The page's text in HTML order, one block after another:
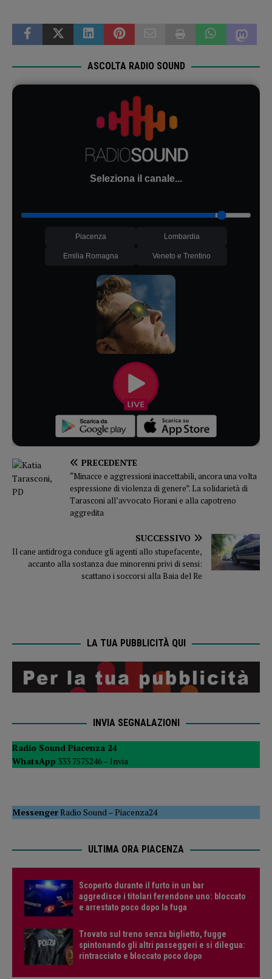
ASCOLTA RADIO SOUND
Seleziona il canale...
Piacenza Lombardia
Emilia Romagna Veneto e Trentino
PRECEDENTE
“Minacce e aggressioni inaccettabili, ancora una volta
espressione di violenza di genere”. La solidarietà di
Tarasconi all’avvocato Fiorani e alla capotreno
aggredita
SUCCESSIVO
Il cane antidroga conduce gli agenti allo stupefacente,
accanto alla sostanza due minorenni privi di sensi:
scattano i soccorsi alla Baia del Re
LA TUA PUBBLICITÀ QUI
INVIA SEGNALAZIONI
Radio Sound Piacenza 24
WhatsApp 333 7575246 – Invia
MessengerRadio Sound –Piacenza24
ULTIMA ORA PIACENZA
Scoperto durante il furto in un bar
aggredisce i titolari ferendone uno: bloccato
e arrestato poco dopo la fuga
Trovato sul treno senza biglietto, fugge
spintonando gli altri passeggeri e si dilegua:
rintracciato e bloccato poco dopo